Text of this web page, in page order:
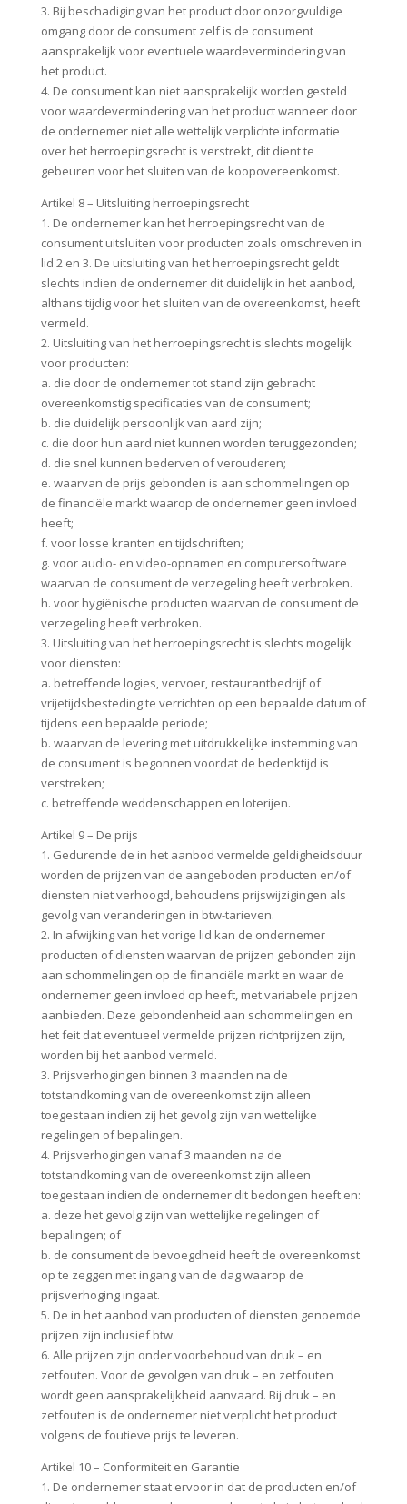
3. Bij beschadiging van het product door onzorgvuldige
omgang door de consument zelf is de consument
aansprakelijk voor eventuele waardevermindering van
het product.
4. De consument kan niet aansprakelijk worden gesteld
voor waardevermindering van het product wanneer door
de ondernemer niet alle wettelijk verplichte informatie
over het herroepingsrecht is verstrekt, dit dient te
gebeuren voor het sluiten van de koopovereenkomst.
Artikel 8 – Uitsluiting herroepingsrecht
1. De ondernemer kan het herroepingsrecht van de
consument uitsluiten voor producten zoals omschreven in
lid 2 en 3. De uitsluiting van het herroepingsrecht geldt
slechts indien de ondernemer dit duidelijk in het aanbod,
althans tijdig voor het sluiten van de overeenkomst, heeft
vermeld.
2. Uitsluiting van het herroepingsrecht is slechts mogelijk
voor producten:
a. die door de ondernemer tot stand zijn gebracht
overeenkomstig specificaties van de consument;
b. die duidelijk persoonlijk van aard zijn;
c. die door hun aard niet kunnen worden teruggezonden;
d. die snel kunnen bederven of verouderen;
e. waarvan de prijs gebonden is aan schommelingen op
de financiële markt waarop de ondernemer geen invloed
heeft;
f. voor losse kranten en tijdschriften;
g. voor audio- en video-opnamen en computersoftware
waarvan de consument de verzegeling heeft verbroken.
h. voor hygiënische producten waarvan de consument de
verzegeling heeft verbroken.
3. Uitsluiting van het herroepingsrecht is slechts mogelijk
voor diensten:
a. betreffende logies, vervoer, restaurantbedrijf of
vrijetijdsbesteding te verrichten op een bepaalde datum of
tijdens een bepaalde periode;
b. waarvan de levering met uitdrukkelijke instemming van
de consument is begonnen voordat de bedenktijd is
verstreken;
c. betreffende weddenschappen en loterijen.
Artikel 9 – De prijs
1. Gedurende de in het aanbod vermelde geldigheidsduur
worden de prijzen van de aangeboden producten en/of
diensten niet verhoogd, behoudens prijswijzigingen als
gevolg van veranderingen in btw-tarieven.
2. In afwijking van het vorige lid kan de ondernemer
producten of diensten waarvan de prijzen gebonden zijn
aan schommelingen op de financiële markt en waar de
ondernemer geen invloed op heeft, met variabele prijzen
aanbieden. Deze gebondenheid aan schommelingen en
het feit dat eventueel vermelde prijzen richtprijzen zijn,
worden bij het aanbod vermeld.
3. Prijsverhogingen binnen 3 maanden na de
totstandkoming van de overeenkomst zijn alleen
toegestaan indien zij het gevolg zijn van wettelijke
regelingen of bepalingen.
4. Prijsverhogingen vanaf 3 maanden na de
totstandkoming van de overeenkomst zijn alleen
toegestaan indien de ondernemer dit bedongen heeft en:
a. deze het gevolg zijn van wettelijke regelingen of
bepalingen; of
b. de consument de bevoegdheid heeft de overeenkomst
op te zeggen met ingang van de dag waarop de
prijsverhoging ingaat.
5. De in het aanbod van producten of diensten genoemde
prijzen zijn inclusief btw.
6. Alle prijzen zijn onder voorbehoud van druk – en
zetfouten. Voor de gevolgen van druk – en zetfouten
wordt geen aansprakelijkheid aanvaard. Bij druk – en
zetfouten is de ondernemer niet verplicht het product
volgens de foutieve prijs te leveren.
Artikel 10 – Conformiteit en Garantie
1. De ondernemer staat ervoor in dat de producten en/of